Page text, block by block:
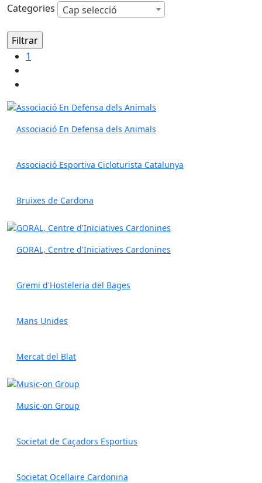
Categories Cap selecció
1
Associació En Defensa dels Animals
Associació Esportiva Cicloturista Catalunya
Bruixes de Cardona
GORAL, Centre d'Iniciatives Cardonines
Gremi d'Hosteleria del Bages
Mans Unides
Mercat del Blat
Music-on Group
Societat de Caçadors Esportius
Societat Ocellaire Cardonina